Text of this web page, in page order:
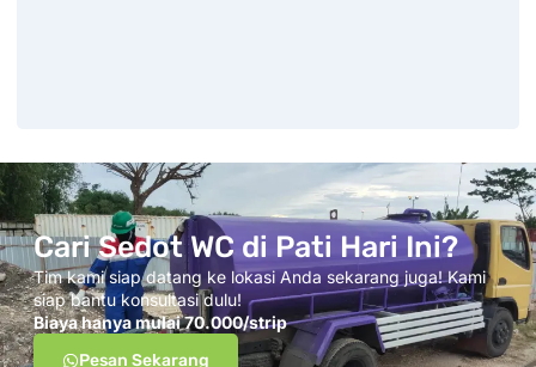
Cari Sedot WC di Pati Hari Ini?
Tim kami siap datang ke lokasi Anda sekarang juga! Kami
siap bantu konsultasi dulu!
Biaya hanya mulai 70.000/strip
Pesan Sekarang